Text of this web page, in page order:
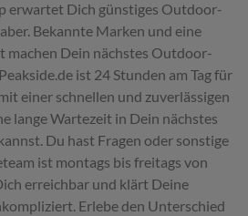
erwartet Dich günstiges Outdoor-
Bekannte Marken und eine
machen Dein nächstes Outdoor-
ist 24 Stunden am Tag für
einer schnellen und zuverlässigen
lange Wartezeit in Dein nächstes
Du hast Fragen oder sonstige
ist montags bis freitags von
erreichbar und klärt Deine
Erlebe den Unterschied